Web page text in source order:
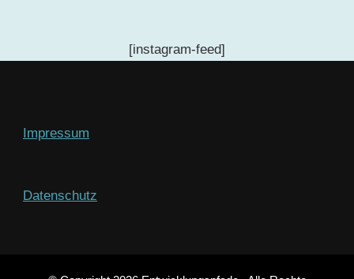
[instagram-feed]
Impressum
Datenschutz